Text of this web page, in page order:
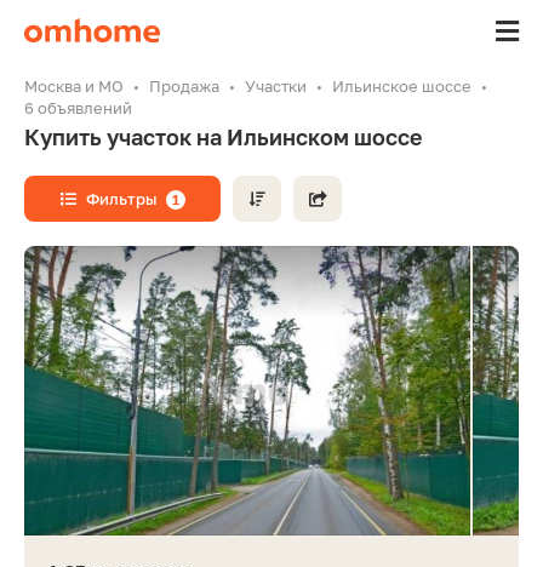
Москва и МО Продажа Участки
Ильинское шоссе
6 объявлений
Купить участок на Ильинском шоссе
Фильтры 1